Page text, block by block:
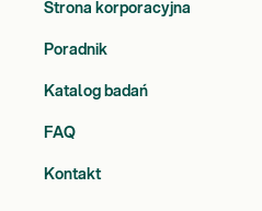
Strona korporacyjna
Poradnik
Katalog badań
FAQ
Kontakt